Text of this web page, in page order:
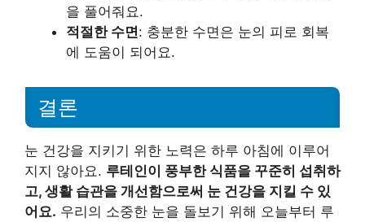
을 풀어줘요.
적절한 수면: 충분한 수면은 눈의 피로 회복
에 도움이 되어요.
결론
눈 건강을 지키기 위한 노력은 하루 아침에 이루어
지지 않아요. 루테인이 풍부한 식품을 꾸준히 섭취하
고, 생활 습관을 개선함으로써 눈 건강을 지킬 수 있
어요. 우리의 소중한 눈을 돌보기 위해 오늘부터 루